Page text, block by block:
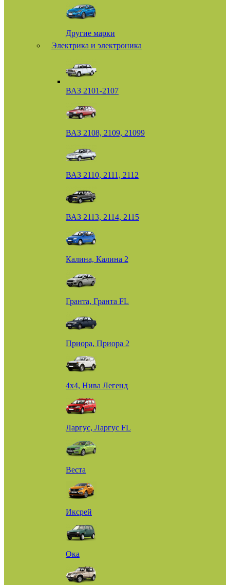
Другие марки
Электрика и электроника
ВАЗ 2101-2107
ВАЗ 2108, 2109, 21099
ВАЗ 2110, 2111, 2112
ВАЗ 2113, 2114, 2115
Калина, Калина 2
Гранта, Гранта FL
Приора, Приора 2
4х4, Нива Легенд
Ларгус, Ларгус FL
Веста
Иксрей
Ока